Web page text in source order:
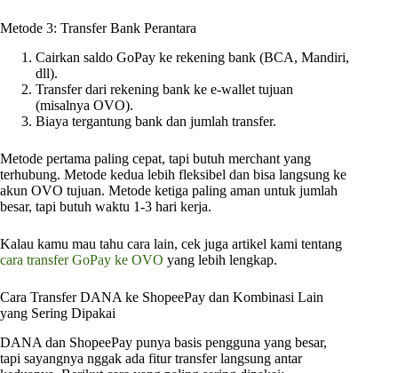
Metode 3: Transfer Bank Perantara
Cairkan saldo GoPay ke rekening bank (BCA, Mandiri,
dll).
Transfer dari rekening bank ke e-wallet tujuan
(misalnya OVO).
Biaya tergantung bank dan jumlah transfer.
Metode pertama paling cepat, tapi butuh merchant yang
terhubung. Metode kedua lebih fleksibel dan bisa langsung ke
akun OVO tujuan. Metode ketiga paling aman untuk jumlah
besar, tapi butuh waktu 1-3 hari kerja.
Kalau kamu mau tahu cara lain, cek juga artikel kami tentang
cara transfer GoPay ke OVO yang lebih lengkap.
Cara Transfer DANA ke ShopeePay dan Kombinasi Lain
yang Sering Dipakai
DANA dan ShopeePay punya basis pengguna yang besar,
tapi sayangnya nggak ada fitur transfer langsung antar